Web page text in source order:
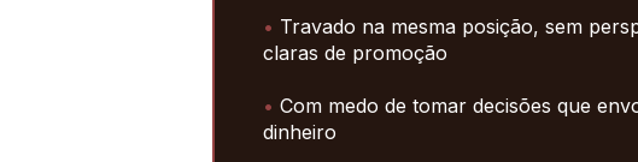
• Travado na mesma posição, sem
claras de promoção
• Com medo de tomar decisões que
dinheiro